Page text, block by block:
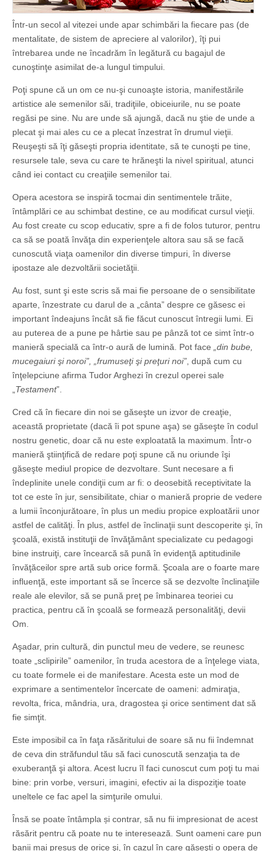
Într-un secol al vitezei unde apar schimbări la fiecare pas (de
mentalitate, de sistem de apreciere al valorilor), îţi pui
întrebarea unde ne încadrăm în legătură cu bagajul de
cunoştinţe asimilat de-a lungul timpului.
Poţi spune că un om ce nu-şi cunoaşte istoria, manifestările
artistice ale semenilor săi, tradiţiile, obiceiurile, nu se poate
regăsi pe sine. Nu are unde să ajungă, dacă nu ştie de unde a
plecat şi mai ales cu ce a plecat înzestrat în drumul vieţii.
Reuşeşti să îţi găseşti propria identitate, să te cunoşti pe tine,
resursele tale, seva cu care te hrăneşti la nivel spiritual, atunci
când iei contact cu creaţiile semenilor tai.
Opera acestora se inspiră tocmai din sentimentele trăite,
întâmplări ce au schimbat destine, ce au modificat cursul vieţii.
Au fost create cu scop educativ, spre a fi de folos tuturor, pentru
ca să se poată învăţa din experienţele altora sau să se facă
cunoscută viaţa oamenilor din diverse timpuri, în diverse
ipostaze ale dezvoltării societăţii.
Au fost, sunt şi este scris să mai fie persoane de o sensibilitate
aparte, înzestrate cu darul de a „cânta” despre ce găsesc ei
important îndeajuns încât să fie făcut cunoscut întregii lumi. Ei
au puterea de a pune pe hârtie sau pe pânză tot ce simt într-o
manieră specială ca într-o aură de lumină. Pot face „din bube,
mucegaiuri şi noroi”, „frumuseţi şi preţuri noi”, după cum cu
înţelepciune afirma Tudor Arghezi în crezul operei sale
„Testament”.
Cred că în fiecare din noi se găseşte un izvor de creaţie,
această proprietate (dacă îi pot spune aşa) se găseşte în codul
nostru genetic, doar că nu este exploatată la maximum. Într-o
manieră ştiinţifică de redare poţi spune că nu oriunde îşi
găseşte mediul propice de dezvoltare. Sunt necesare a fi
îndeplinite unele condiţii cum ar fi: o deosebită receptivitate la
tot ce este în jur, sensibilitate, chiar o manieră proprie de vedere
a lumii înconjurătoare, în plus un mediu propice exploatării unor
astfel de calităţi. În plus, astfel de înclinaţii sunt descoperite şi, în
şcoală, există instituţii de învăţământ specializate cu pedagogi
bine instruiţi, care încearcă să pună în evidenţă aptitudinile
învăţăceilor spre artă sub orice formă. Şcoala are o foarte mare
influenţă, este important să se încerce să se dezvolte înclinaţiile
reale ale elevilor, să se pună preţ pe îmbinarea teoriei cu
practica, pentru că în şcoală se formează personalităţi, devii
Om.
Aşadar, prin cultură, din punctul meu de vedere, se reunesc
toate „sclipirile” oamenilor, în truda acestora de a înţelege viata,
cu toate formele ei de manifestare. Acesta este un mod de
exprimare a sentimentelor încercate de oameni: admiraţia,
revolta, frica, mândria, ura, dragostea şi orice sentiment dat să
fie simţit.
Este imposibil ca în faţa răsăritului de soare să nu fii îndemnat
de ceva din străfundul tău să faci cunoscută senzaţia ta de
exuberanţă şi altora. Acest lucru îl faci cunoscut cum poţi tu mai
bine: prin vorbe, versuri, imagini, efectiv ai la dispoziţie toate
uneltele ce fac apel la simţurile omului.
Însă se poate întâmpla și contrar, să nu fii impresionat de acest
răsărit pentru că poate nu te interesează. Sunt oameni care pun
banii mai presus de orice şi, în cazul în care găseşti o opera de